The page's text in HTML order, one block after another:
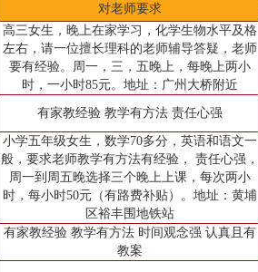
对老师要求
高三女生，晚上在家学习，化学生物水平及格
左右，请一位擅长理科的老师辅导答疑，老师
要有经验。周一，三，五晚上，每晚上两小
时，一小时85元。地址：广州大桥附近
有家教经验 教学有方法 责任心强
小学五年级女生，数学70多分，英语和语文一
般，要求老师教学有方法有经验， 责任心强，
周一到周五晚选择三个晚上上课，每次两小
时，每小时50元（有路费补贴）。地址：黄埔
区裕丰围地铁站
有家教经验 教学有方法 时间观念强 认真且有
教案